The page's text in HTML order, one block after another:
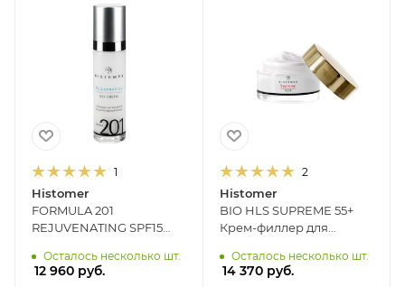
1
Histomer
FORMULA 201
REJUVENATING SPF15
дневной крем
HISTOMER, 50 мл
Осталось несколько шт.
12 960 руб.
2
Histomer
BIO HLS SUPREME 55+
Крем-филлер для
HISTOMER, 50 мл
Осталось несколько шт.
14 370руб.